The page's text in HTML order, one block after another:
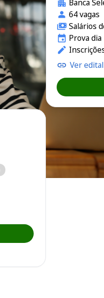
Banca
64 vagas
Salários
Prova
Ver edital